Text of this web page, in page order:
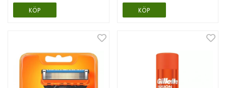
KÖP KÖP